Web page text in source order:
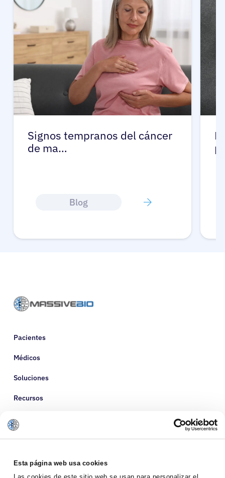
Esta página web usa cookies
Las cookies de este sitio web se usan para personalizar el
Signos tempranos del cáncer
de ma…
Blog
Pacientes
Médicos
Soluciones
Recursos
Sobre nosotros